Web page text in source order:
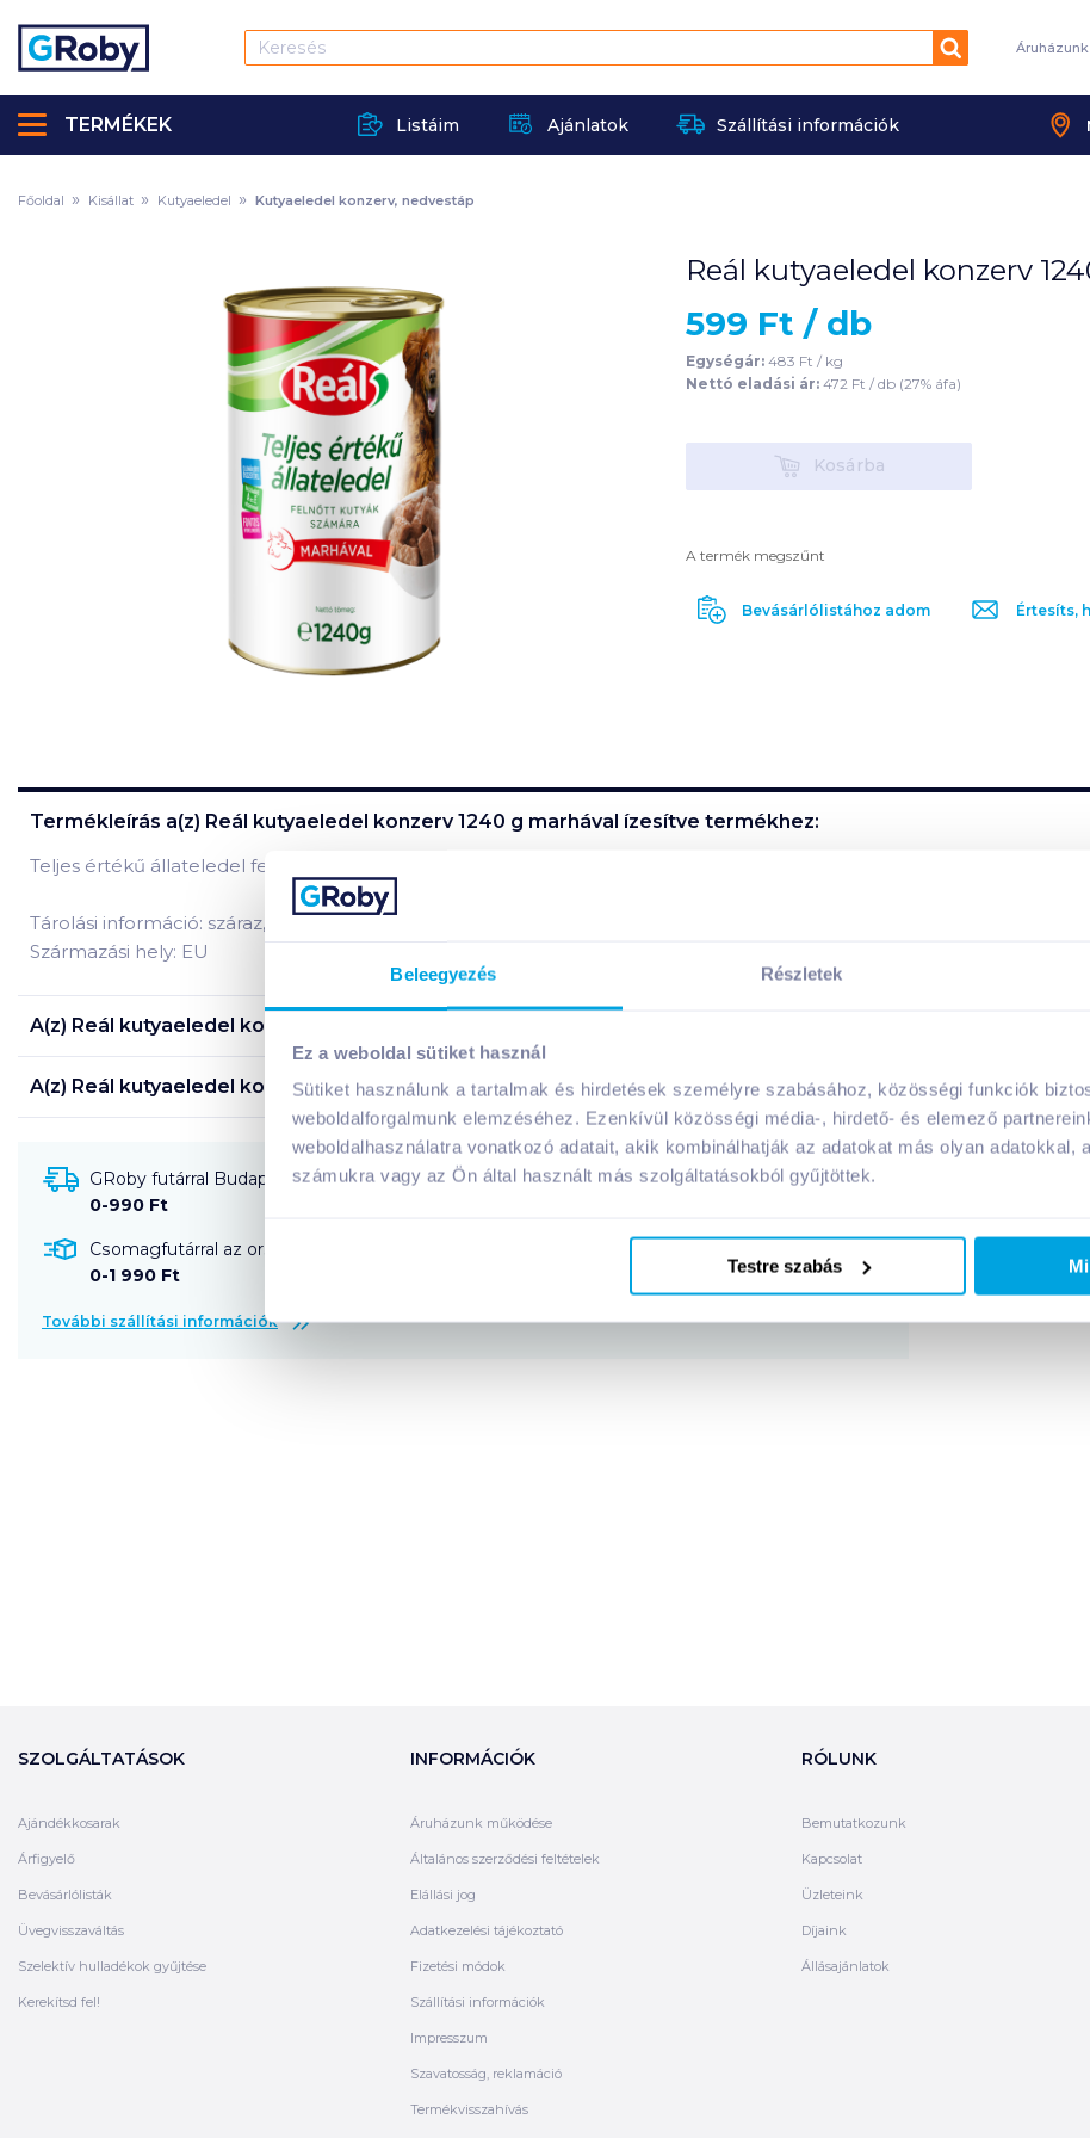
Beleegyezés Részletek
Ez a weboldal sütiket használ
Sütiket használunk a tartalmak és hirdetések személyre szabásához, közösségi funkciók
weboldalforgalmunk elemzéséhez. Ezenkívül közösségi média-, hirdető- és elemező
weboldalhasználatra vonatkozó adatait, akik kombinálhatják az adatokat más olyan adatokkal,
számukra vagy az Ön által használt más szolgáltatásokból gyűjtöttek.
Testre szabás
Keresés
Listáim Ajánlatok Szállítási információk
TERMÉKEK
Főoldal Kisállat Kutyaeledel Kutyaeledel konzerv, nedvestáp
Reál kutyaeledel konzerv
599 Ft / db
Egységár: 483 Ft / kg
Nettó eladási ár: 472 Ft / db (27% áfa)
KosárbaKosárba
A termék megszűnt
Bevásárlólistához adom Értesíts,
Termékleírás a(z) Reál kutyaeledel konzerv 1240 g marhával ízesítve termékhez:
Teljes értékű állateledel felnőtt kutyák számára marhával.
Tárolási információ: száraz, hűvös helyen tárolandó.
Származási hely: EU
A(z) Reál kutyaeledel konzerv 1240 g marhával ízesítve
A(z) Reál kutyaeledel konzerv 1240 g marhával ízesítvetermék tápanyagai:
GRoby futárral Budapestre és környékére szállítható
0-990 Ft
Csomagfutárral az ország egész területére szállítható!
0-1 990 Ft
További szállítási információk
SZOLGÁLTATÁSOK
Ajándékkosarak
Árfigyelő
Bevásárlólisták
Üvegvisszaváltás
Szelektív hulladékok gyűjtése
Kerekítsd fel!
INFORMÁCIÓK
Áruházunk működése
Általános szerződési feltételek
Elállási jog
Adatkezelési tájékoztató
Fizetési módok
Szállítási információk
Impresszum
Szavatosság, reklamáció
Termékvisszahívás
RÓLUNK
Bemutatkozunk
Kapcsolat
Üzleteink
Díjaink
Állásajánlatok